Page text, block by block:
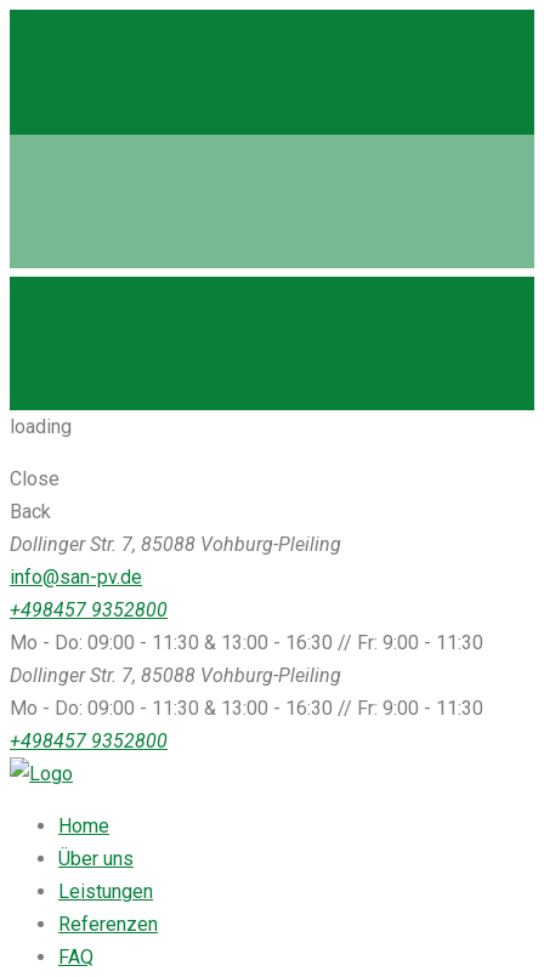
loading
Close
Back
Dollinger Str. 7, 85088 Vohburg-Pleiling
info@san-pv.de
+498457 9352800
Mo - Do: 09:00 - 11:30 & 13:00 - 16:30 // Fr: 9:00 - 11:30
Dollinger Str. 7, 85088 Vohburg-Pleiling
Mo - Do: 09:00 - 11:30 & 13:00 - 16:30 // Fr: 9:00 - 11:30
+498457 9352800
Home
Über uns
Leistungen
Referenzen
FAQ